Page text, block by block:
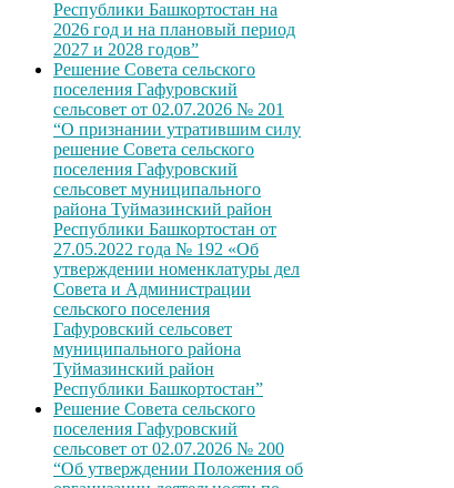
Республики Башкортостан на
2026 год и на плановый период
2027 и 2028 годов”
Решение Совета сельского
поселения Гафуровский
сельсовет от 02.07.2026 № 201
“О признании утратившим силу
решение Совета сельского
поселения Гафуровский
сельсовет муниципального
района Туймазинский район
Республики Башкортостан от
27.05.2022 года № 192 «Об
утверждении номенклатуры дел
Совета и Администрации
сельского поселения
Гафуровский сельсовет
муниципального района
Туймазинский район
Республики Башкортостан”
Решение Совета сельского
поселения Гафуровский
сельсовет от 02.07.2026 № 200
“Об утверждении Положения об